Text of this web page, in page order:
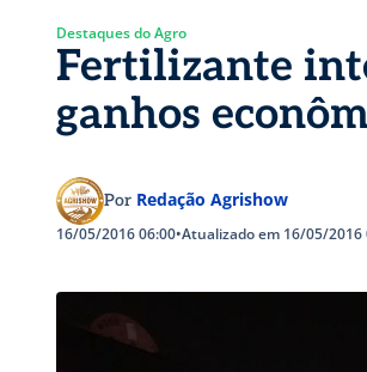
Destaques do Agro
Fertilizante
ganhos
Por Redação Agrishow
16/05/2016 06:00•Atualizado em 16/05/2016